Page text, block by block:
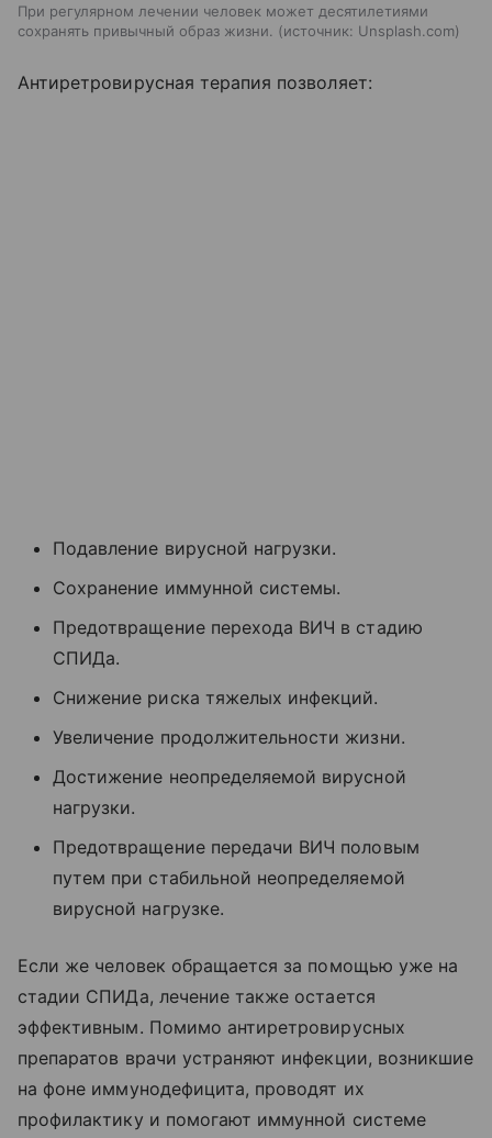
При регулярном лечении человек может десятилетиями
сохранять привычный образ жизни.
источник: Unsplash.com
Антиретровирусная терапия позволяет:
Подавление вирусной нагрузки.
Сохранение иммунной системы.
Предотвращение перехода ВИЧ в стадию
СПИДа.
Снижение риска тяжелых инфекций.
Увеличение продолжительности жизни.
Достижение неопределяемой вирусной
нагрузки.
Предотвращение передачи ВИЧ половым
путем при стабильной неопределяемой
вирусной нагрузке.
Если же человек обращается за помощью уже на
стадии СПИДа, лечение также остается
эффективным. Помимо антиретровирусных
препаратов врачи устраняют инфекции, возникшие
на фоне иммунодефицита, проводят их
профилактику и помогают иммунной системе